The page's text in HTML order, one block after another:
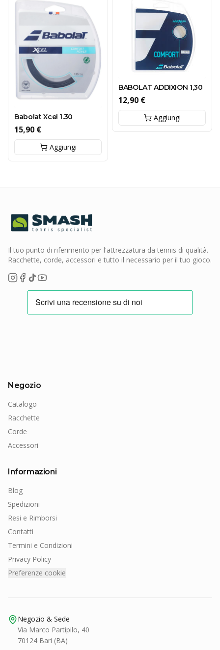
Babolat Xcel 1.30
15,90 €
Aggiungi
BABOLAT ADDIXION 1,30
12,90 €
Aggiungi
Il tuo punto di riferimento per l'attrezzatura da tennis di qualità.
Racchette, corde, accessori e tutto il necessario per il tuo gioco.
Negozio
Catalogo
Racchette
Corde
Accessori
Informazioni
Blog
Spedizioni
Resi e Rimborsi
Contatti
Termini e Condizioni
Privacy Policy
Preferenze cookie
Negozio & Sede
Via Marco Partipilo, 40
70124 Bari (BA)